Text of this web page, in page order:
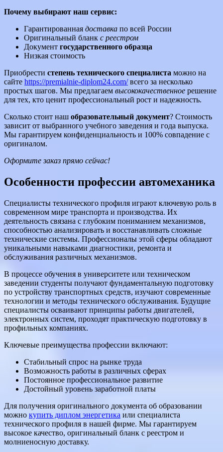
Почему выбирают наш сервис:
Гарантированная доставка по всей России
Оригинальный бланк с реестром
Документ государственного образца
Низкая стоимость
Приобрести степень технического специалиста можно на
сайте https://premialnie-diplom24.com/всего за несколько
простых шагов. Мы предлагаем высококачественное решение
для тех, кто ценит профессиональный рост и надежность.
Сколько стоит наш образовательный документ? Стоимость
зависит от выбранного учебного заведения и года выпуска.
Мы гарантируем конфиденциальность и 100% совпадение с
оригиналом.
Оформите заказ прямо сейчас!
Особенности профессии автомеханика
Специалисты технического профиля играют ключевую роль в
современном мире транспорта и производства. Их
деятельность связана с глубоким пониманием механизмов,
способностью анализировать и восстанавливать сложные
технические системы. Профессионалы этой сферы обладают
уникальными навыками диагностики, ремонта и
обслуживания различных механизмов.
В процессе обучения в университете или техническом
заведении студенты получают фундаментальную подготовку
по устройству транспортных средств, изучают современные
технологии и методы технического обслуживания. Будущие
специалисты осваивают принципы работы двигателей,
электронных систем, проходят практическую подготовку в
профильных компаниях.
Ключевые преимущества профессии включают:
Стабильный спрос на рынке труда
Возможность работы в различных сферах
Постоянное профессиональное развитие
Достойный уровень заработной платы
Для получения оригинального документа об образовании
можно купить диплом энергетика или специалиста
технического профиля в нашей фирме. Мы гарантируем
высокое качество, оригинальный бланк с реестром и
молниеносную доставку.